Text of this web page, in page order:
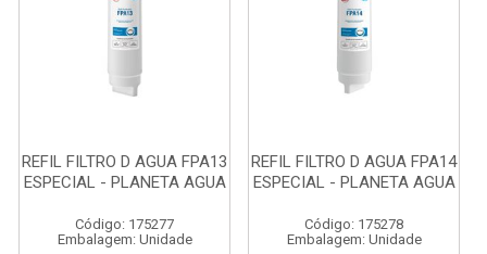
REFIL FILTRO D AGUA FPA13
ESPECIAL - PLANETA AGUA
Código: 175277
Embalagem: Unidade
REFIL FILTRO D AGUA FPA14
ESPECIAL - PLANETA AGUA
Código: 175278
Embalagem: Unidade